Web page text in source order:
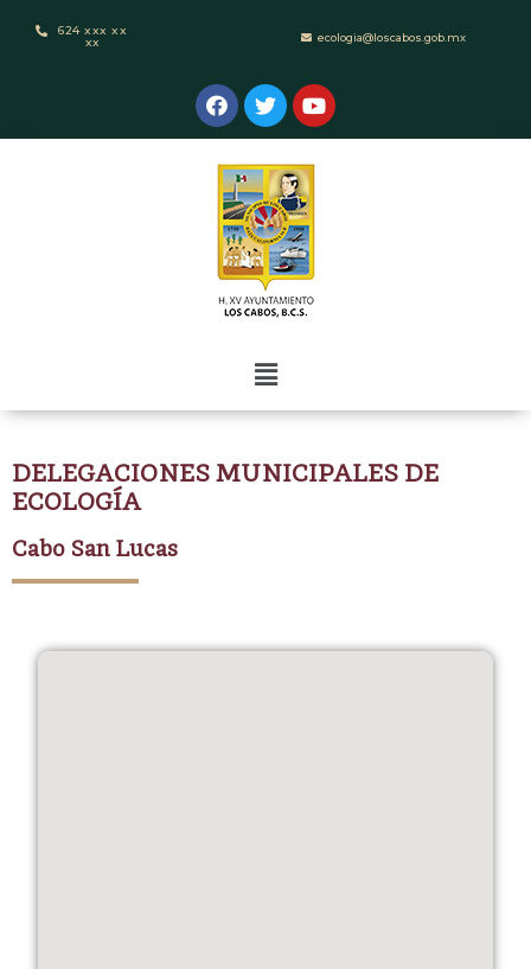
624 xxx xx
xx ecologia@loscabos.gob.mx
DELEGACIONES MUNICIPALES DE
ECOLOGÍA
Cabo San Lucas